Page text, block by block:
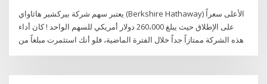
يعتبر سهم شركة بيركشير هاثاواي (Berkshire Hathaway) الأعلى سعراً
على الإطلاق حيث يبلغ 260،000 دولار أمريكي للسهم الواحد ! كان أداء
هذه الشركة ممتازاً جداً خلال الفترة الماضية، فلو أنك استثمرت مبلغاً من